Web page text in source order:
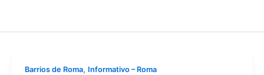
Barrios de Roma, Informativo – Roma